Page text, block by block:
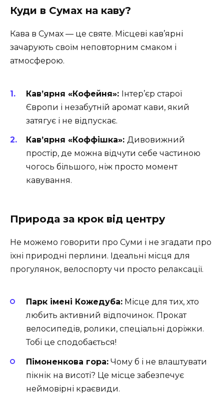
Куди в Сумах на каву?
Кава в Сумах — це святе. Місцеві кав’ярні
зачарують своїм неповторним смаком і
атмосферою.
Кав’ярня «Кофейня»: Інтер’єр старої
Європи і незабутній аромат кави, який
затягує і не відпускає.
Кав’ярня «Коффішка»: Дивовижний
простір, де можна відчути себе частиною
чогось більшого, ніж просто момент
кавування.
Природа за крок від центру
Не можемо говорити про Суми і не згадати про
їхні природні перлини. Ідеальні місця для
прогулянок, велоспорту чи просто релаксації.
Парк імені Кожедуба: Місце для тих, хто
любить активний відпочинок. Прокат
велосипедів, ролики, спеціальні доріжки.
Тобі це сподобається!
Пімоненкова гора: Чому б і не влаштувати
пікнік на висоті? Це місце забезпечує
неймовірні краєвиди.